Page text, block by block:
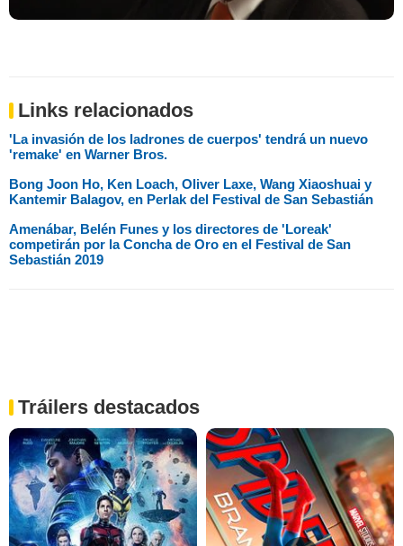
Links relacionados
'La invasión de los ladrones de cuerpos' tendrá un nuevo
'remake' en Warner Bros.
Bong Joon Ho, Ken Loach, Oliver Laxe, Wang Xiaoshuai y
Kantemir Balagov, en Perlak del Festival de San Sebastián
Amenábar, Belén Funes y los directores de 'Loreak'
competirán por la Concha de Oro en el Festival de San
Sebastián 2019
Tráilers destacados